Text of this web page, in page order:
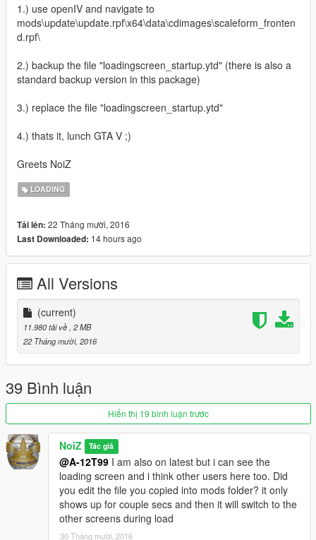
1.) use openIV and navigate to
mods\update\update.rpf\x64\data\cdimages\scaleform_fronten
d.rpf\
2.) backup the file "loadingscreen_startup.ytd" (there is also a
standard backup version in this package)
3.) replace the file "loadingscreen_startup.ytd"
4.) thats it, lunch GTA V ;)
Greets NoiZ
LOADING
Tải lên: 22 Tháng mười, 2016
Last Downloaded: 14 hours ago
All Versions
(current)
11.980 tải về , 2 MB
22 Tháng mười, 2016
39 Bình luận
Hiển thị 19 bình luận trước
NoiZ Tác giả
@A-12T99 I am also on latest but i can see the
loading screen and i think other users here too. Did
you edit the file you copied into mods folder? it only
shows up for couple secs and then it will switch to the
other screens during load
30 Tháng mười, 2016